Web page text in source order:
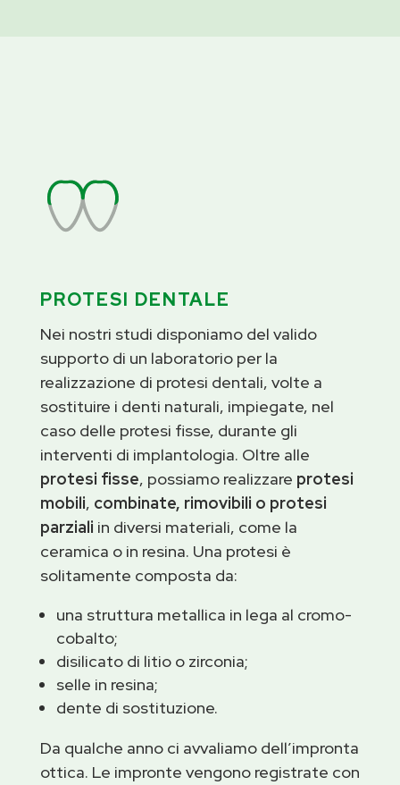
PROTESI DENTALE
Nei nostri studi disponiamo del valido
supporto di un laboratorio per la
realizzazione di protesi dentali, volte a
sostituire i denti naturali, impiegate, nel
caso delle protesi fisse, durante gli
interventi di implantologia. Oltre alle
protesi fisse, possiamo realizzare protesi
mobili, combinate, rimovibili o protesi
parziali in diversi materiali, come la
ceramica o in resina. Una protesi è
solitamente composta da:
una struttura metallica in lega al cromo-
cobalto;
disilicato di litio o zirconia;
selle in resina;
dente di sostituzione.
Da qualche anno ci avvaliamo dell’impronta
ottica. Le impronte vengono registrate con